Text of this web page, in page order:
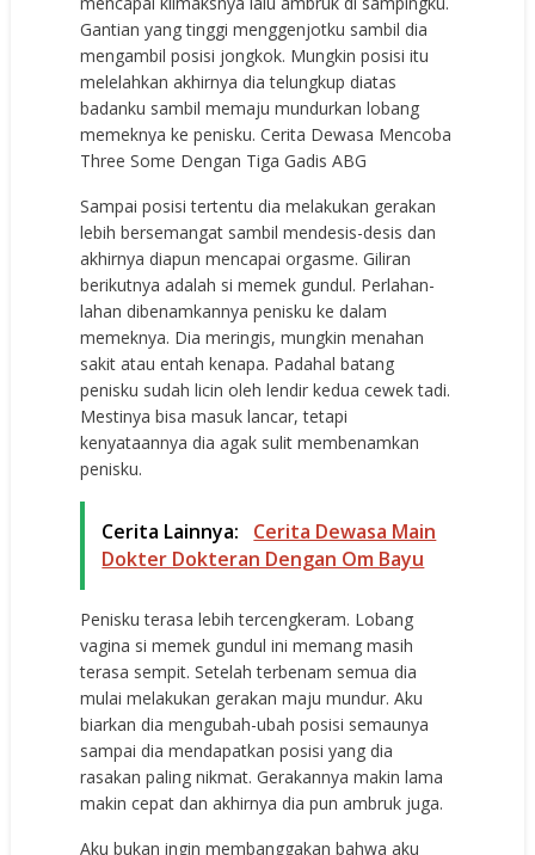
Gantian yang tinggi menggenjotku sambil dia
mengambil posisi jongkok. Mungkin posisi itu
melelahkan akhirnya dia telungkup diatas
badanku sambil memaju mundurkan lobang
memeknya ke penisku. Cerita Dewasa Mencoba
Three Some Dengan Tiga Gadis ABG
Sampai posisi tertentu dia melakukan gerakan
lebih bersemangat sambil mendesis-desis dan
akhirnya diapun mencapai orgasme. Giliran
berikutnya adalah si memek gundul. Perlahan-
lahan dibenamkannya penisku ke dalam
memeknya. Dia meringis, mungkin menahan
sakit atau entah kenapa. Padahal batang
penisku sudah licin oleh lendir kedua cewek tadi.
Mestinya bisa masuk lancar, tetapi
kenyataannya dia agak sulit membenamkan
penisku.
Cerita Lainnya:
Cerita Dewasa Main
Dokter Dokteran Dengan Om Bayu
Penisku terasa lebih tercengkeram. Lobang
vagina si memek gundul ini memang masih
terasa sempit. Setelah terbenam semua dia
mulai melakukan gerakan maju mundur. Aku
biarkan dia mengubah-ubah posisi semaunya
sampai dia mendapatkan posisi yang dia
rasakan paling nikmat. Gerakannya makin lama
makin cepat dan akhirnya dia pun ambruk juga.
Aku bukan ingin membanggakan bahwa aku